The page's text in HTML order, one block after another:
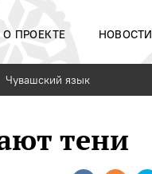
О ПРОЕКТЕ НОВОСТИ
Чувашский язык
тени